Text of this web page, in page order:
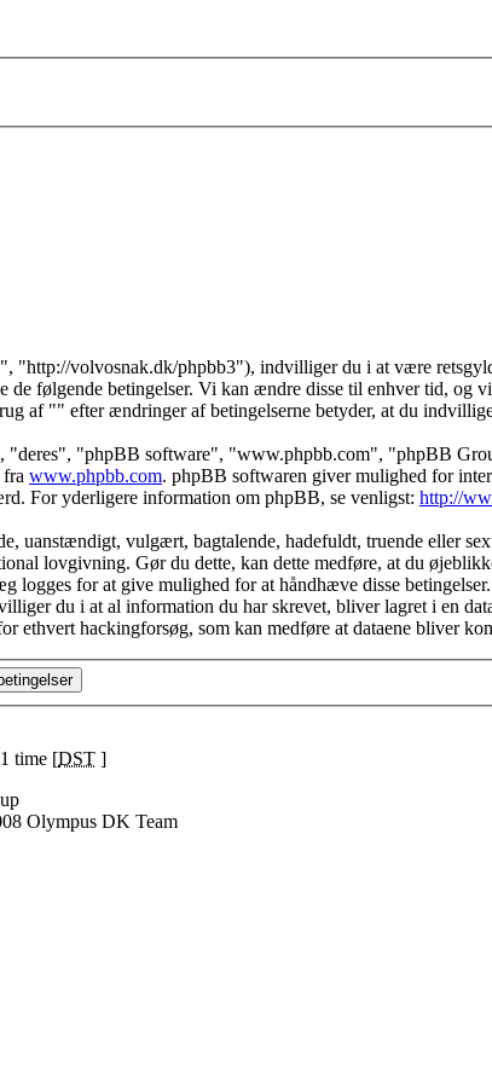
volvosnak.dk/phpbb3"), indvilliger du i at være
følgende betingelser. Vi kan ændre disse til enhver tid,
af "" efter ændringer af betingelserne betyder, at du
"deres", "phpBB software", "www.phpbb.com", "phpBB
www.phpbb.com. phpBB softwaren giver mulighed for
For yderligere information om phpBB, se venligst: http://
vulgært, bagtalende, hadefuldt, truende eller
lovgivning. Gør du dette, kan dette medføre, at du
logges for at give mulighed for at håndhæve disse
du i at al information du har skrevet, bliver lagret i en
hackingforsøg, som kan medføre at dataene bliver
time [DST ]
Olympus DK Team